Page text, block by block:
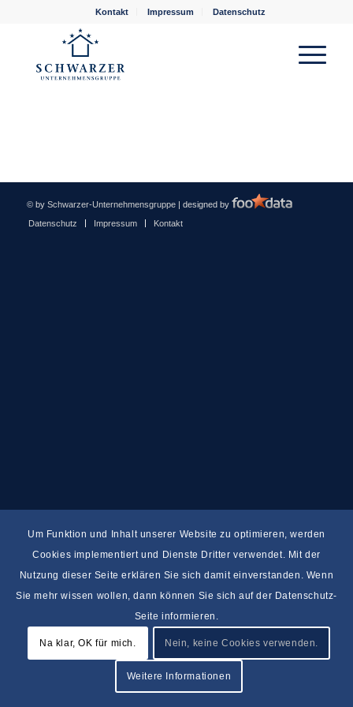
Kontakt Impressum Datenschutz
© by Schwarzer-Unternehmensgruppe| designed by
Datenschutz
Impressum Kontakt
Um Funktion und Inhalt unserer Website zu optimieren, werden
Cookies implementiert und Dienste Dritter verwendet. Mit der
Nutzung dieser Seite erklären Sie sich damit einverstanden. Wenn
Sie mehr wissen wollen, dann können Sie sich auf der Datenschutz-
Seite informieren.
Na klar, OK für mich. Nein, keine Cookies verwenden.
Weitere Informationen